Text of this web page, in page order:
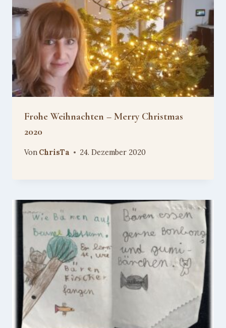
Frohe Weihnachten – Merry Christmas
2020
Von ChrisTa 24. Dezember 2020